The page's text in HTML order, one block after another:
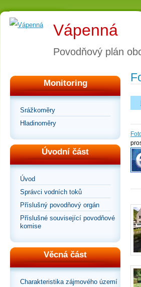
Vápenná
Povodňový plán
Monitoring
Srážkoměry
Hladinoměry
Úvodní část
Úvod
Správci vodních toků
Příslušný povodňový orgán
Příslušné související povodňové
komise
Věcná část
Charakteristika zájmového území